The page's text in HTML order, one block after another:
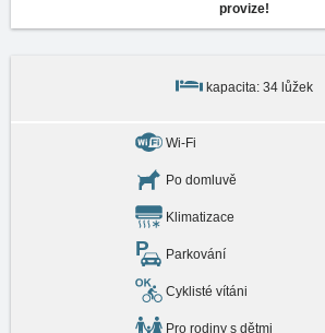
provize!
kapacita: 34 lůžek
Wi-Fi
Po domluvě
Klimatizace
Parkování
Cyklisté vítáni
Pro rodiny s dětmi